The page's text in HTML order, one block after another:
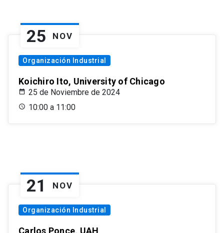
25 NOV
Organización Industrial
Koichiro Ito, University of Chicago
25 de Noviembre de 2024
10:00 a 11:00
21 NOV
Organización Industrial
Carlos Ponce, UAH